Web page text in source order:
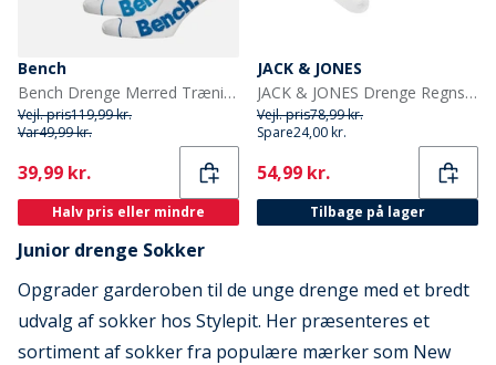
Bench
Bench Drenge Merred Trænings sokker Hvid
Vejl. pris119,99 kr.
Var49,99 kr.
Current
39,99 kr.
Halv pris eller mindre
JACK & JONES
JACK & JONES Drenge Regnsokker 5-pak Hvid
Vejl. pris78,99 kr.
Spare24,00 kr.
Current
54,99 kr.
Tilbage på lager
Junior drenge Sokker
Opgrader garderoben til de unge drenge med et bredt
udvalg af sokker hos Stylepit. Her præsenteres et
sortiment af sokker fra populære mærker som New